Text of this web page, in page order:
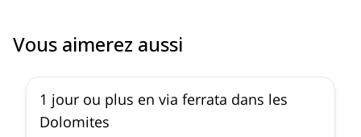
Vous aimerez aussi
1 jour ou plus en via ferrata dans les
Dolomites